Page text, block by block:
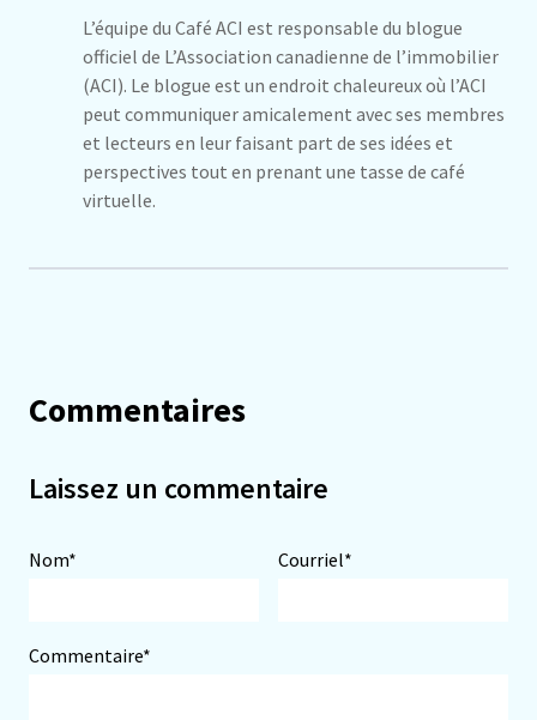
L’équipe du Café ACI est responsable du blogue
officiel de L’Association canadienne de l’immobilier
(ACI). Le blogue est un endroit chaleureux où l’ACI
peut communiquer amicalement avec ses membres
et lecteurs en leur faisant part de ses idées et
perspectives tout en prenant une tasse de café
virtuelle.
Commentaires
Laissez un commentaire
Nom* Courriel*
Commentaire*